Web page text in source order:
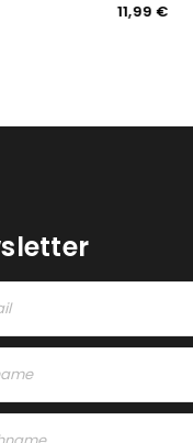
11,99€